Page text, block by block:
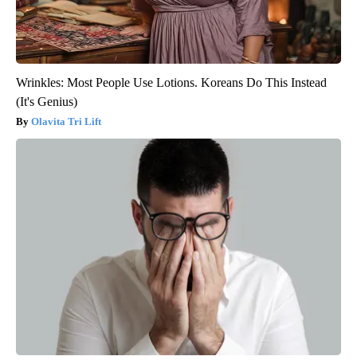
Wrinkles: Most People Use Lotions. Koreans Do This Instead
(It's Genius)
Olavita Tri Lift